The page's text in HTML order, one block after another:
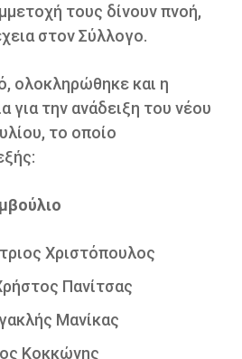
τους δίνουν πνοή,
στον Σύλλογο.
ολοκληρώθηκε και η
για την ανάδειξη του νέου
το οποίο
Χριστόπουλος
Πανίτσας
Μανίκας
Κοκκώνης